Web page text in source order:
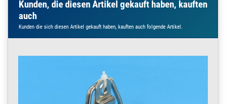
Kunden, die diesen Artikel gekauft haben, kauften
auch
Kunden die sich diesen Artikel gekauft haben, kauften auch folgende Artikel.